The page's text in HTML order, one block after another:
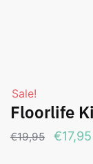
Sale!
Floorlife
€19,95 €17,95